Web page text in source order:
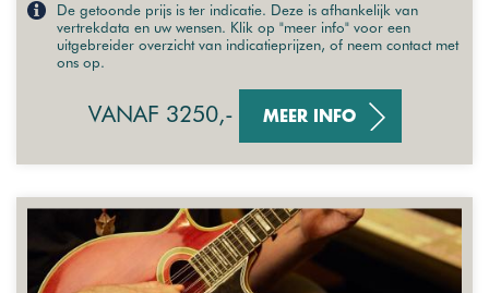
De getoonde prijs is ter indicatie. Deze is afhankelijk van
vertrekdata en uw wensen. Klik op "meer info" voor een
uitgebreider overzicht van indicatieprijzen, of neem contact met
ons op.
VANAF 3250,- MEER INFO